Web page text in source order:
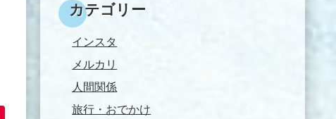
カテゴリー
インスタ
メルカリ
人間関係
旅行・おでかけ